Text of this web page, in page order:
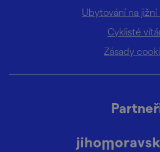
Ubytování na jižní
Cyklisté
Zásady